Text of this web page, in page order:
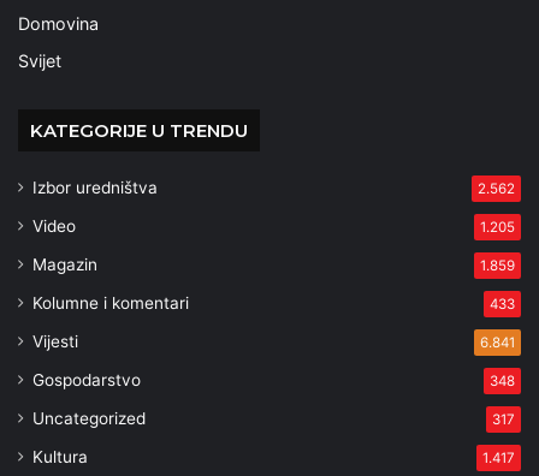
Domovina
Svijet
KATEGORIJE U TRENDU
Izbor uredništva 2.562
Video 1.205
Magazin 1.859
Kolumne i komentari 433
Vijesti 6.841
Gospodarstvo 348
Uncategorized 317
Kultura 1.417